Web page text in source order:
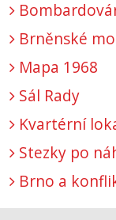
Brněnské
Mapa 1968
Sál Rady
Kvartérní
Stezky po
Brno a